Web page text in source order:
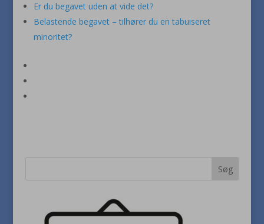
Er du begavet uden at vide det?
Belastende begavet – tilhører du en tabuiseret
minoritet?